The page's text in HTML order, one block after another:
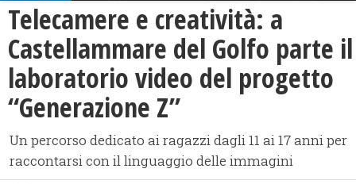
Telecamere e creatività: a
Castellammare del Golfo parte il
laboratorio video del progetto
“Generazione Z”
Un percorso dedicato ai ragazzi dagli 11 ai 17 anni per
raccontarsi con il linguaggio delle immagini